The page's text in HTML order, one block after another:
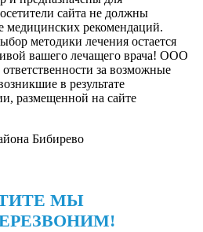
сайта не должны
медицинских рекомендаций.
методики лечения остается
вашего лечащего врача! ООО
за возможные
в результате
размещенной на сайте
МЫ